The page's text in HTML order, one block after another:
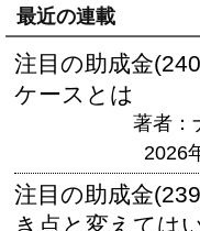
最近の連載
注目の助成金
ケースとは
著者：
2026
注目の助成金
き点と変えては